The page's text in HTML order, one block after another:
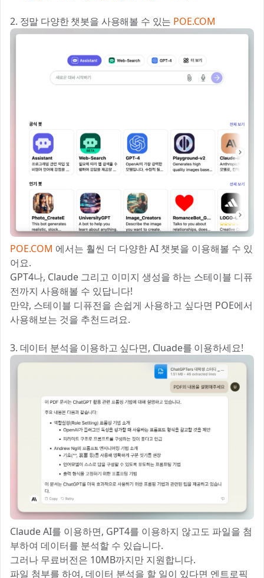
2. 정말 다양한 챗봇을 사용해볼 수 있는 POE.COM
POE.COM 에서는 훨씬 더 다양한 AI 챗봇을 이용해볼 수 있
어요.
GPT4나, Claude 그리고 이미지 생성을 하는 스테이블 디퓨
전까지 사용해볼 수 있답니다!
만약, 스테이블 디퓨전을 손쉽게 사용하고 싶다면 POE에서
사용해보는 것을 추천드려요.
3. 데이터 분석을 이용하고 싶다면, Cluade를 이용하세요!
Claude AI를 이용하면, GPT4를 이용하지 않고도 파일을 첨
부하여 데이터를 분석할 수 있습니다.
그러나 무료버전은 10MB까지만 지원합니다.
파일 첨부를 하여, 데이터 분석을 할 일이 있다면 엔트로픽